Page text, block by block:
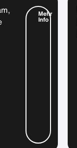
Mehr
Info